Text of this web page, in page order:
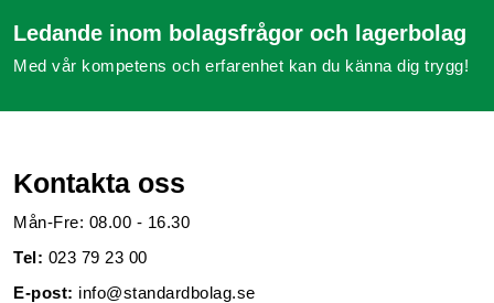
Ledande inom bolagsfrågor och lagerbolag
Med vår kompetens och erfarenhet kan du känna dig trygg!
Kontakta oss
Mån-Fre: 08.00 - 16.30
Tel: 023 79 23 00
E-post: info@standardbolag.se